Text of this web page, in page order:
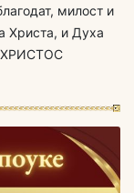
милост и
Христа, и Духа
ХРИСТОС